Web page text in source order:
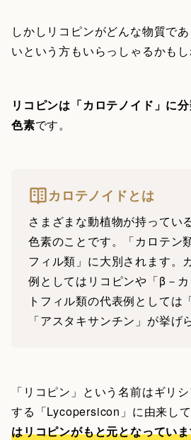
しかしリコピンがどんな物質で
いという方もいらっしゃるかもし
リコピンは「カロテノイド」に
色素です。
カロテノイドとは
さまざまな動植物が持ってい
色素のことです。「カロテン
フィル類」に大別されます。
例としてはリコピンや「β－
トフィル類の代表例としては
「アスタキサンチン」が挙げ
「リコピン」という名前はギリ
する「Lycopersicon」に由来し
はリコピンがもと元となってい